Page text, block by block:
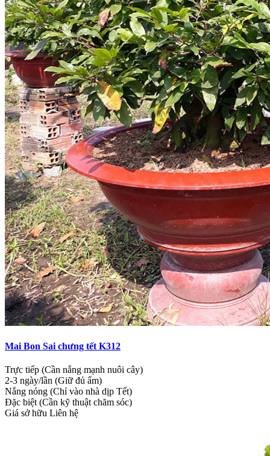
Mai Bon Sai chưng tết K312
Trực tiếp (Cần nắng mạnh nuôi cây)
2-3 ngày/lần (Giữ đủ ẩm)
Nắng nóng (Chỉ vào nhà dịp Tết)
Đặc biệt (Cần kỹ thuật chăm sóc)
Giá sở hữu Liên hệ